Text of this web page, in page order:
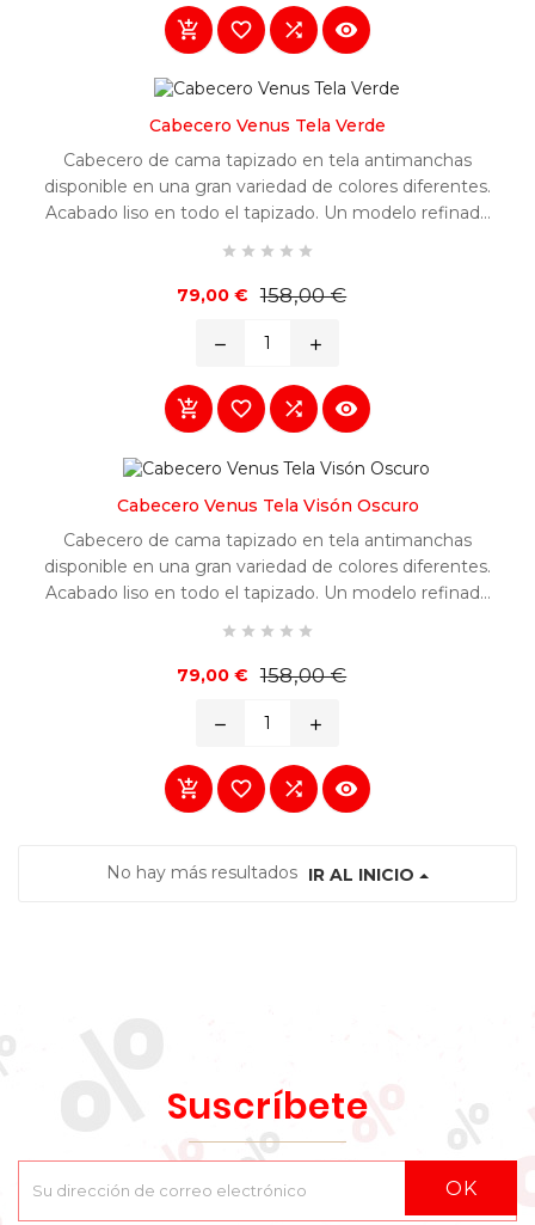
   
Cabecero Venus Tela Verde
Cabecero de cama tapizado en tela antimanchas
disponible en una gran variedad de colores diferentes.
Acabado liso en todo el tapizado. Un modelo refinado
    
79,00 € 158,00 €
remove add
   
Cabecero Venus Tela Visón Oscuro
Cabecero de cama tapizado en tela antimanchas
disponible en una gran variedad de colores diferentes.
Acabado liso en todo el tapizado. Un modelo refinado
    
79,00 € 158,00 €
remove add
   
No hay más resultados IR AL INICIO
Suscríbete
OK